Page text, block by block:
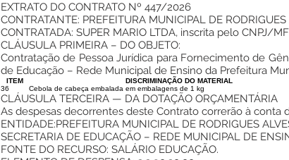
EXTRATO DO CONTRATO Nº 447/2026
CONTRATANTE: PREFEITURA MUNICIPAL DE
CONTRATADA: SUPER MARIO LTDA, inscrita pelo CNPJ/
CLÁUSULA PRIMEIRA – DO OBJETO:
Contratação de Pessoa Jurídica para Fornecimento de
de Educação – Rede Municipal de Ensino da Prefeitura
ITEM DISCRIMINAÇÃO DO MATERIAL
36
Cebola de cabeça embalada em embalagens de 1 kg
CLÁUSULA TERCEIRA — DA DOTAÇÃO ORÇAMENTÁRIA
As despesas decorrentes deste Contrato correrão à conta
ENTIDADE:PREFEITURA MUNICIPAL DE RODRIGUES
SECRETARIA DE EDUCAÇÃO – REDE MUNICIPAL DE
FONTE DO RECURSO: SALÁRIO EDUCAÇÃO.